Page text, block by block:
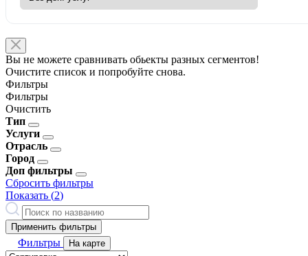
Вы не можете сравнивать обьекты разных сегментов!
Очистите список и попробуйте снова.
Фильтры
Фильтры
Очистить
Тип
Услуги
Отрасль
Город
Доп фильтры
Сбросить фильтры
Показать (2)
Применить фильтры
Фильтры На карте